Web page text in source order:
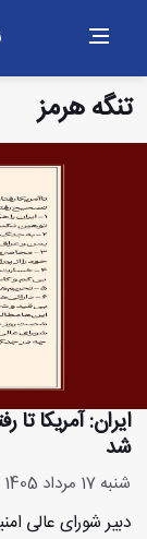
تنگه هرمز
ایران: آمریکا
شد
شنبه 17 مرداد 1405 - 18:45:2
دبیر شورای عالی